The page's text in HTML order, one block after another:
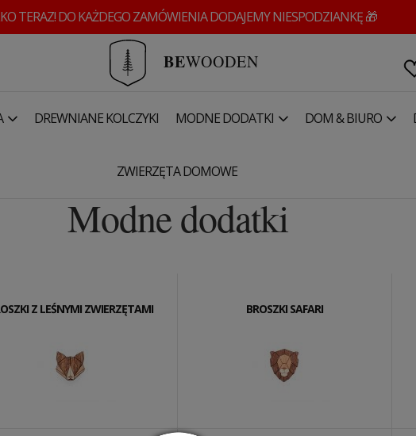
TERAZ! DO KAŻDEGO ZAMÓWIENIA DODAJEMY NIESPODZIANKĘ 🎁
BEWOODEN
DREWNIANE KOLCZYKI MODNE DODATKI DOM & BIURO
ZWIERZĘTA DOMOWE
Modne dodatki
Z LEŚNYMI ZWIERZĘTAMI BROSZKI SAFARI